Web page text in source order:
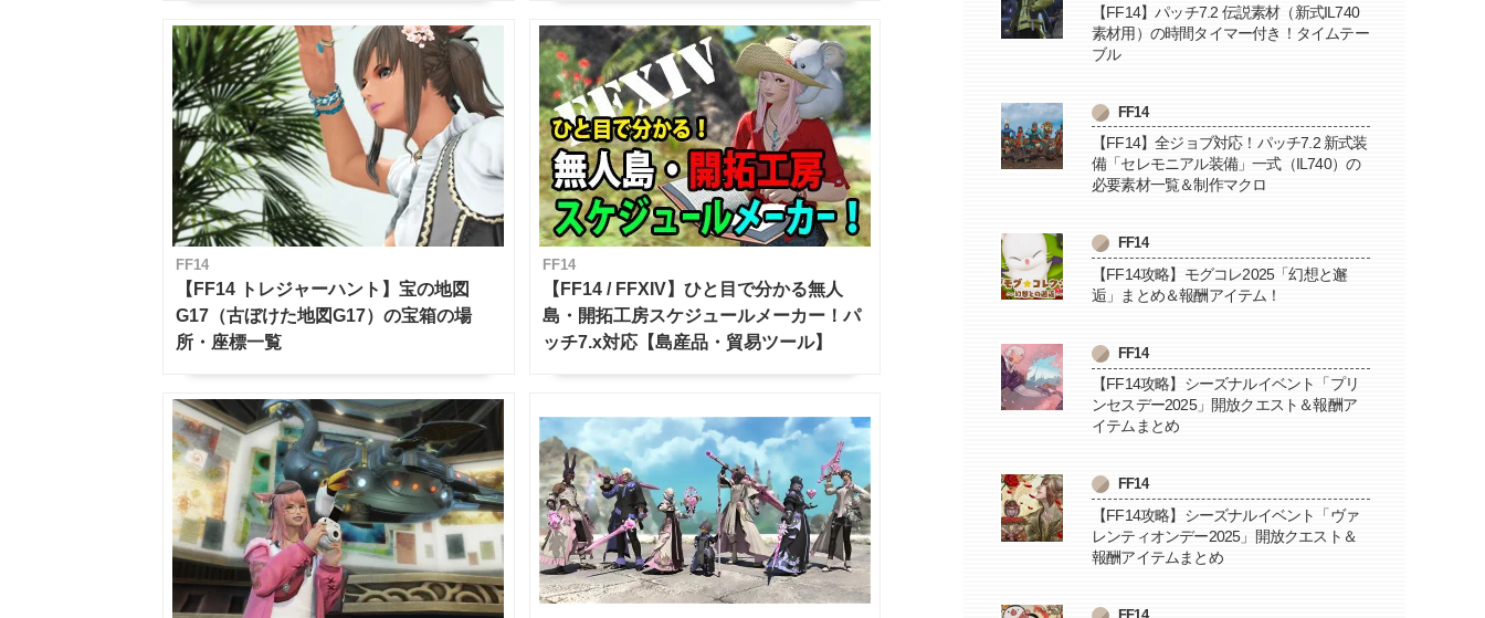
FF14
【FF14 トレジャーハント】宝の地図
G17（古ぼけた地図G17）の宝箱の場
所・座標一覧
FF14
【FF14 / FFXIV】ひと目で分かる無人
島・開拓工房スケジュールメーカー！パ
ッチ7.x対応【島産品・貿易ツール】
【FF14】パッチ7.2 伝説素材（新式IL740
素材用）の時間タイマー付き！タイムテー
ブル
FF14
【FF14】全ジョブ対応！パッチ7.2 新式装
備「セレモニアル装備」一式（IL740）の
必要素材一覧＆制作マクロ
FF14
【FF14攻略】モグコレ2025「幻想と邂
逅」まとめ＆報酬アイテム！
FF14
【FF14攻略】シーズナルイベント「プリ
ンセスデー2025」開放クエスト＆報酬ア
イテムまとめ
FF14
【FF14攻略】シーズナルイベント「ヴァ
レンティオンデー2025」開放クエスト＆
報酬アイテムまとめ